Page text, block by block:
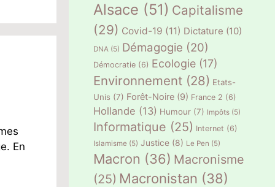
En
Alsace (51) Capitalisme
(29) Covid-19 (11) Dictature (10)
DNA (5) Démagogie (20)
Démocratie (6) Ecologie (17)
Environnement (28) Etats-
Unis (7) Forêt-Noire (9) France 2 (6)
Hollande (13) Humour (7) Impôts (5)
Informatique (25) Internet (6)
Islamisme (5) Justice (8) Le Pen (5)
Macron (36) Macronisme
(25) Macronistan (38)